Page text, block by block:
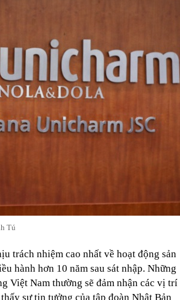
Tú
trách nhiệm cao nhất về hoạt động sản
hành hơn 10 năm sau sát nhập. Những
Việt Nam thường sẽ đảm nhận các vị trí
sự tin tưởng của tập đoàn Nhật Bản